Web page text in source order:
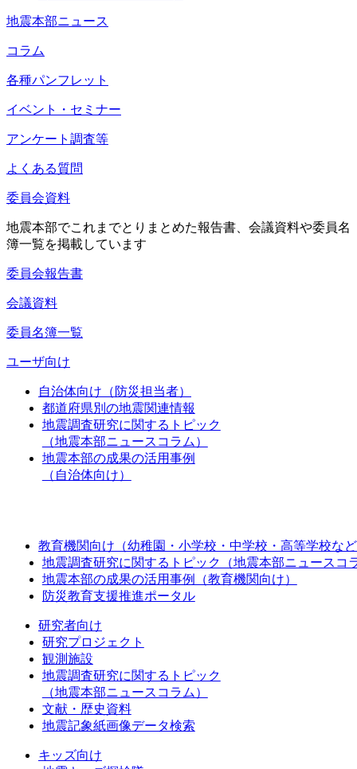
地震本部ニュース
コラム
各種パンフレット
イベント・セミナー
アンケート調査等
よくある質問
委員会資料
地震本部でこれまでとりまとめた報告書、会議資料や委員名
簿一覧を掲載しています
委員会報告書
会議資料
委員名簿一覧
ユーザ向け
自治体向け（防災担当者）
都道府県別の地震関連情報
地震調査研究に関するトピック
（地震本部ニュースコラム）
地震本部の成果の活用事例
（自治体向け）
教育機関向け（幼稚園・小学校・中学校・高等学校な
地震調査研究に関するトピック（地震本部ニュースコ
地震本部の成果の活用事例（教育機関向け）
防災教育支援推進ポータル
研究者向け
研究プロジェクト
観測施設
地震調査研究に関するトピック
（地震本部ニュースコラム）
文献・歴史資料
地震記象紙画像データ検索
キッズ向け